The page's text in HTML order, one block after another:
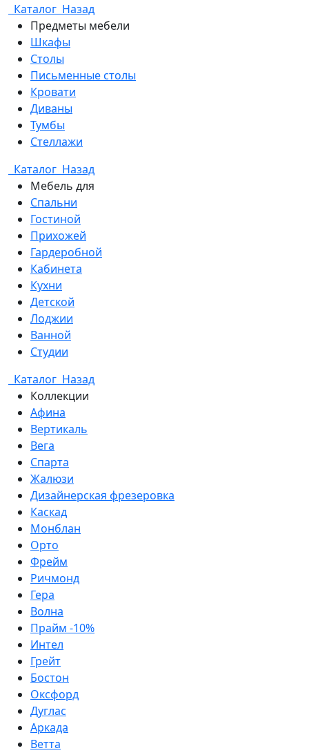
Каталог Назад
Предметы мебели
Шкафы
Столы
Письменные столы
Кровати
Диваны
Тумбы
Стеллажи
Каталог Назад
Мебель для
Спальни
Гостиной
Прихожей
Гардеробной
Кабинета
Кухни
Детской
Лоджии
Ванной
Студии
Каталог Назад
Коллекции
Афина
Вертикаль
Вега
Спарта
Жалюзи
Дизайнерская фрезеровка
Каскад
Монблан
Орто
Фрейм
Ричмонд
Гера
Волна
Прайм -10%
Интел
Грейт
Бостон
Оксфорд
Дуглас
Аркада
Ветта